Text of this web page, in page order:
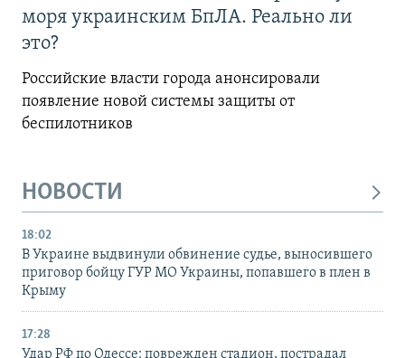
моря украинским БпЛА. Реально ли
это?
Российские власти города анонсировали
появление новой системы защиты от
беспилотников
НОВОСТИ
18:02
В Украине выдвинули обвинение судье, выносившего
приговор бойцу ГУР МО Украины, попавшего в плен в
Крыму
17:28
Удар РФ по Одессе: поврежден стадион, пострадал